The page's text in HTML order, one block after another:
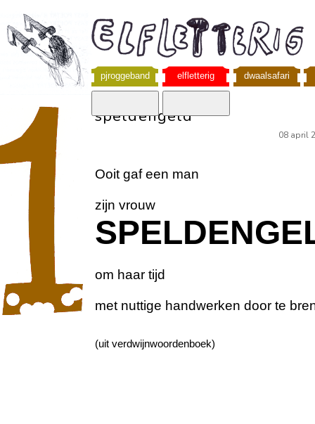
pjroggeband elfletterig dwaalsafari
speldengeld
08 april
Ooit gaf een man
zijn vrouw
om haar tijd
met nuttige handwerken door te
(uit verdwijnwoordenboek)